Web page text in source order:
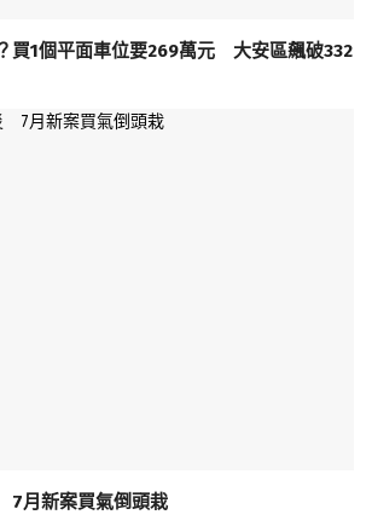
買1個平面車位要269萬元 大安區飆破332
月新案買氣倒頭栽